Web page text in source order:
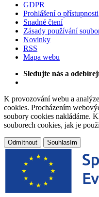
GDPR
Prohlášení o přístupnosti
Snadné čtení
Zásady používání
Novinky
RSS
Mapa webu
Sledujte nás a
K provozování webu a
cookies. Procházením
soubory cookies nakládáme.
souborech cookies, jak je
Odmítnout Souhlasím